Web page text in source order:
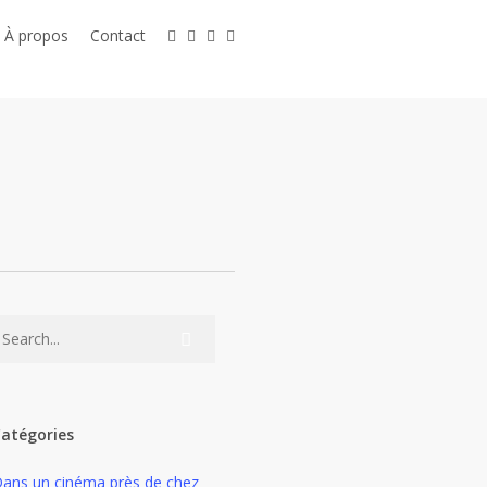
À propos Contact twitterlinkedin
youtube
instagram
un cinéma près de chez